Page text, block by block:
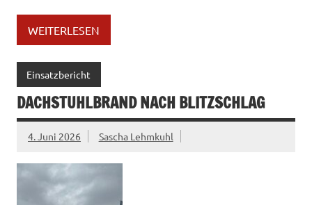
WEITERLESEN
Einsatzbericht
DACHSTUHLBRAND NACH BLITZSCHLAG
4. Juni 2026 Sascha Lehmkuhl